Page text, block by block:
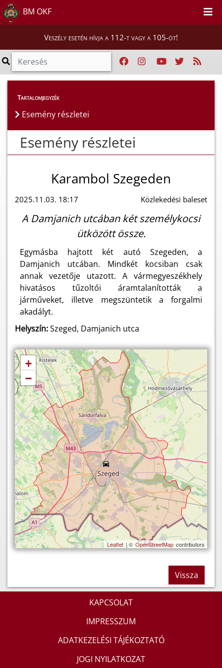
BM OKF
Veszély esetén hívja a 112-t vagy a 105-öt!
Esemény részletei
Tartalomjegyzék
Esemény részletei
Esemény részletei
Karambol Szegeden
2025.11.03. 18:17 Közlekedési baleset
A Damjanich utcában két személykocsi
ütközött össze.
Egymásba hajtott két autó Szegeden, a
Damjanich utcában. Mindkét kocsiban csak
annak vezetője utazott. A vármegyeszékhely
hivatásos tűzoltói áramtalanították a
járműveket, illetve megszüntetik a forgalmi
akadályt.
Helyszín:Szeged, Damjanich utca
+
−
Leaflet | © OpenStreetMap contributors
Vissza
KAPCSOLAT
IMPRESSZUM
ADATKEZELÉSI TÁJÉKOZTATÓ
JOGI NYILATKOZAT